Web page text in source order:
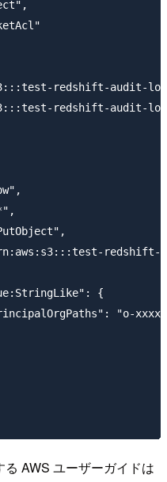
redshift-audit-
redshift-audit-
redshift-
{
"o-
る AWS ユーザーガイドは